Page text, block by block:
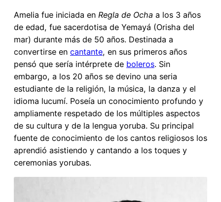
Amelia fue iniciada en Regla de Ocha a los 3 años
de edad, fue sacerdotisa de Yemayá (Orisha del
mar) durante más de 50 años. Destinada a
convertirse en cantante, en sus primeros años
pensó que sería intérprete de boleros. Sin
embargo, a los 20 años se devino una seria
estudiante de la religión, la música, la danza y el
idioma lucumí. Poseía un conocimiento profundo y
ampliamente respetado de los múltiples aspectos
de su cultura y de la lengua yoruba. Su principal
fuente de conocimiento de los cantos religiosos los
aprendió asistiendo y cantando a los toques y
ceremonias yorubas.